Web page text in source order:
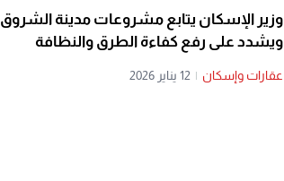
وزير الإسكان يتابع مشروعات مدينة الشروق
ويشدد على رفع كفاءة الطرق والنظافة
عقارات وإسكان | 12 يناير 2026